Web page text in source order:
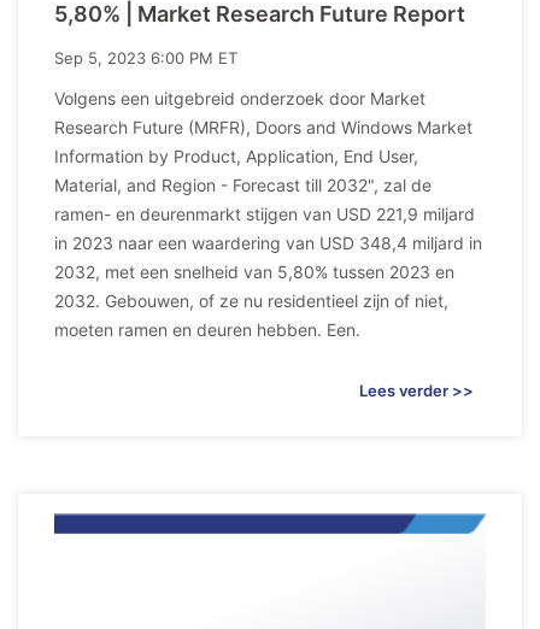
5,80% | Market Research Future Report
Sep 5, 2023 6:00 PM ET
Volgens een uitgebreid onderzoek door Market
Research Future (MRFR), Doors and Windows Market
Information by Product, Application, End User,
Material, and Region - Forecast till 2032", zal de
ramen- en deurenmarkt stijgen van USD 221,9 miljard
in 2023 naar een waardering van USD 348,4 miljard in
2032, met een snelheid van 5,80% tussen 2023 en
2032. Gebouwen, of ze nu residentieel zijn of niet,
moeten ramen en deuren hebben. Een.
Lees verder >>